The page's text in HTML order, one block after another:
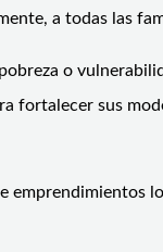
a todas las
o
fortalecer sus